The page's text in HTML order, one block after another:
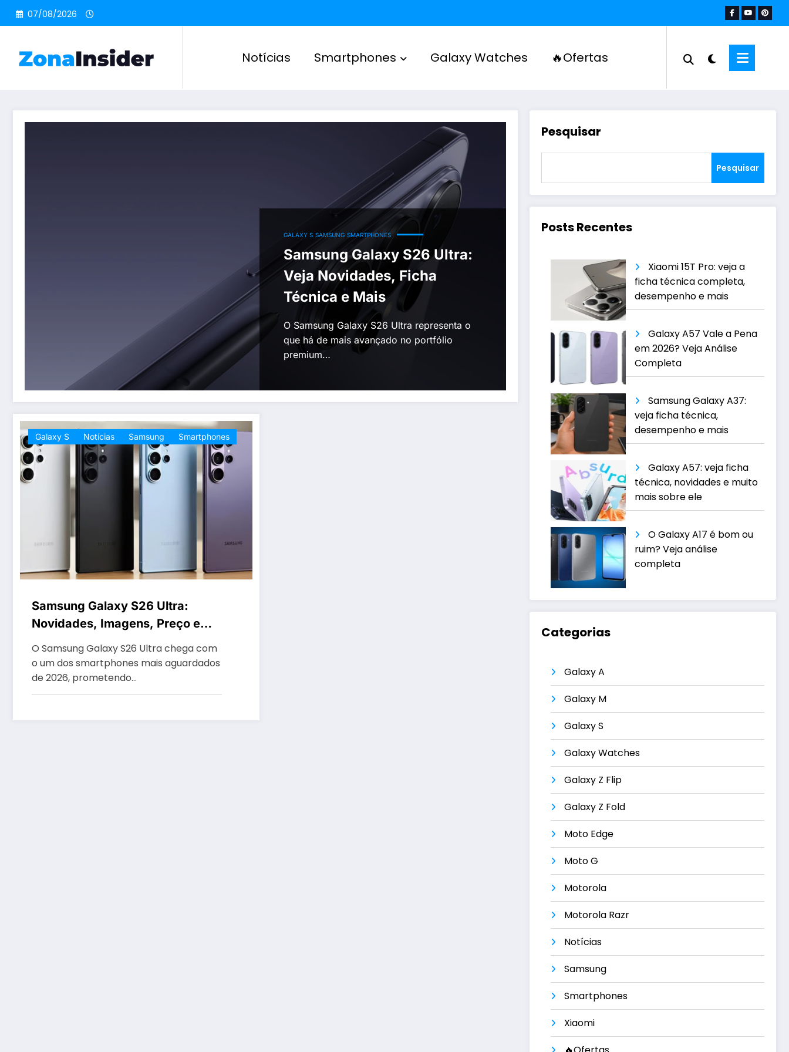
Pular
para
conteúdo
07/08/2026
Notícias Smartphones Galaxy Watches 🔥Ofertas
GALAXY S SAMSUNG SMARTPHONES
Samsung Galaxy S26 Ultra:
Veja Novidades, Ficha
Técnica e Mais
O Samsung Galaxy S26 Ultra representa o
que há de mais avançado no portfólio
premium…
Galaxy S Notícias Samsung Smartphones
Samsung Galaxy S26 Ultra:
Novidades, Imagens, Preço e
O Samsung Galaxy S26 Ultra chega com
o um dos smartphones mais aguardados
de 2026, prometendo…
Pesquisar
Pesquisar
Posts Recentes
Xiaomi 15T Pro: veja a
ficha técnica completa,
desempenho e mais
Galaxy A57 Vale a Pena
em 2026? Veja Análise
Completa
Samsung Galaxy A37:
veja ficha técnica,
desempenho e mais
Galaxy A57: veja ficha
técnica, novidades e muito
mais sobre ele
O Galaxy A17 é bom ou
ruim? Veja análise
completa
Categorias
Galaxy A
Galaxy M
Galaxy S
Galaxy Watches
Galaxy Z Flip
Galaxy Z Fold
Moto Edge
Moto G
Motorola
Motorola Razr
Notícias
Samsung
Smartphones
Xiaomi